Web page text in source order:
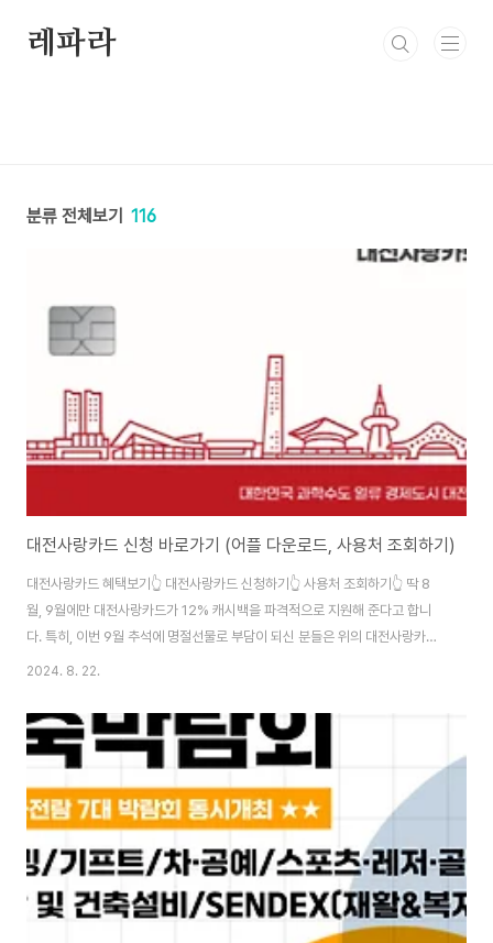
레파라
분류 전체보기 116
대전사랑카드 신청 바로가기 (어플 다운로드, 사용처 조회하기)
대전사랑카드 혜택보기👆 대전사랑카드 신청하기👆 사용처 조회하기👆 딱 8
월, 9월에만 대전사랑카드가 12% 캐시백을 파격적으로 지원해 준다고 합니
다. 특히, 이번 9월 추석에 명절선물로 부담이 되신 분들은 위의 대전사랑카드
를 통해 전통시장에서 캐시백 지원도 받을 수 있어 꼭 필수로 사용하시면 좋겠
수 있습니다. 위의 대전사랑카드의 사용처를 미리 파악하셔서 마트나 생활용
품, 우리 아이를 위한 학원비 지출을 하실 때 요긴하게 잘 사용하시길 바랍니다.
2024. 8. 22.